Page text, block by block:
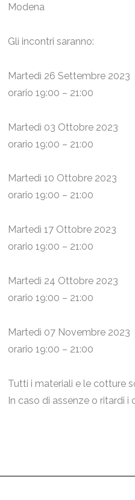
Modena
Gli incontri saranno:
Martedì 26 Settembre 2023
orario 19:00 – 21:00
Martedì 03 Ottobre 2023
orario 19:00 – 21:00
Martedì 10 Ottobre 2023
orario 19:00 – 21:00
Martedì 17 Ottobre 2023
orario 19:00 – 21:00
Martedì 24 Ottobre 2023
orario 19:00 – 21:00
Martedì 07 Novembre 2023
orario 19:00 – 21:00
Tutti i materiali e le cotture
In caso di assenze o ritardi